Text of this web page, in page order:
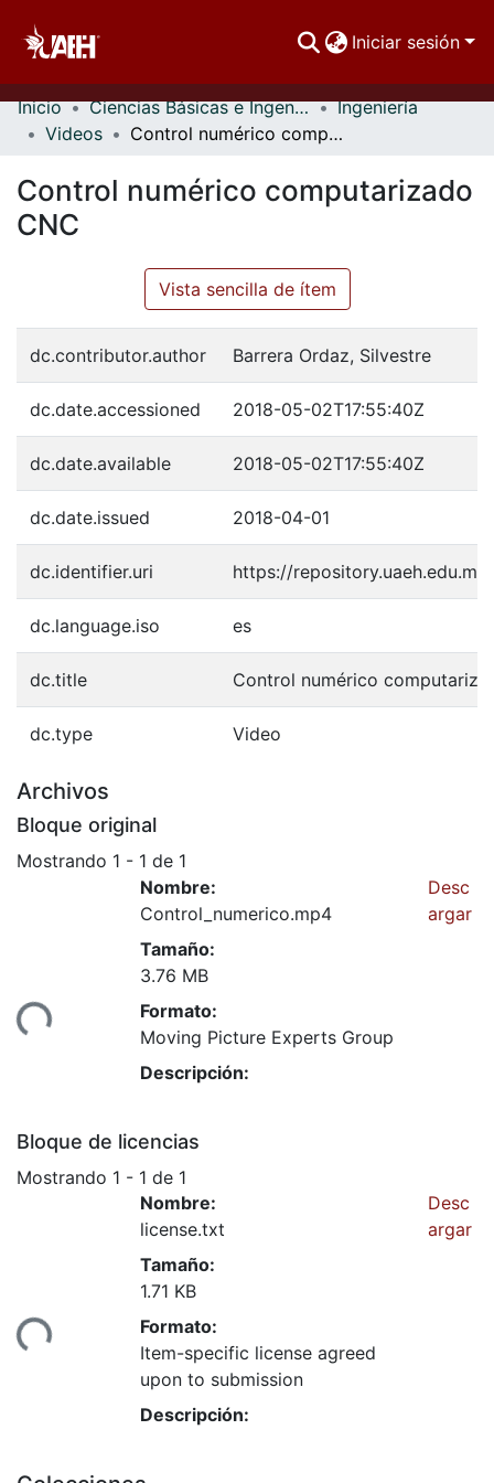
Iniciar sesión
Comunidades
Estadísticas
Inicio Ciencias Básicas e Ingeniería
Ingeniería
Videos
Control numérico computarizado CNC
Control numérico computarizado
CNC
Vista sencilla de ítem
dc.contributor.author Barrera Ordaz, Silvestre
dc.date.accessioned 2018-05-02T17:55:40Z
dc.date.available 2018-05-02T17:55:40Z
dc.date.issued 2018-04-01
dc.identifier.uri https://
dc.language.iso es
dc.title Control numérico
dc.type Video
Archivos
Bloque original
Mostrando 1 - 1 de 1
Nombre:
Control_numerico.mp4
Tamaño:
3.76 MB
Formato:
Moving Picture Experts Group
Descripción:
Desc
argar
Bloque de licencias
Mostrando 1 - 1 de 1
Nombre:
license.txt
Tamaño:
1.71 KB
Formato:
Item-specific license agreed
upon to submission
Descripción:
Desc
argar